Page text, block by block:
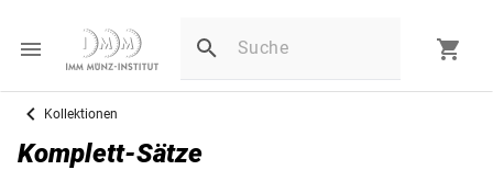
Kollektionen
Komplett-Sätze